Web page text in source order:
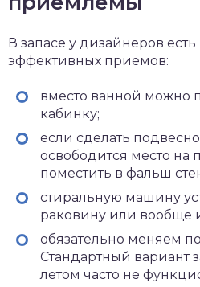
В запасе у дизайнеров
эффективных приемов:
вместо ванной можно
кабинку;
если сделать
освободится место на
поместить в фальш
стиральную машину
раковину или вообще
обязательно меняем
Стандартный вариант
летом часто не